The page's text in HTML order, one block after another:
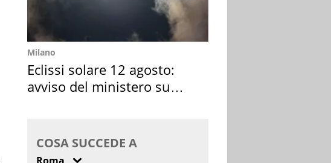
Milano
Eclissi solare 12 agosto:
avviso del ministero su